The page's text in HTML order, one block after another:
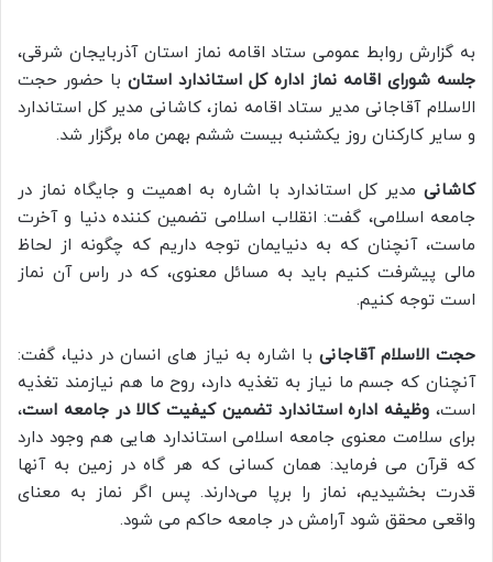
به گزارش روابط عمومی ستاد اقامه نماز استان آذربایجان شرقی،
جلسه شورای اقامه نماز اداره کل استاندارد استان با حضور حجت
الاسلام آقاجانی مدیر ستاد اقامه نماز، کاشانی مدیر کل استاندارد
و سایر کارکنان روز یکشنبه بیست ششم بهمن ماه برگزار شد.
کاشانی مدیر کل استاندارد با اشاره به اهمیت و جایگاه نماز در
جامعه اسلامی، گفت: انقلاب اسلامی تضمین کننده دنیا و آخرت
ماست، آنچنان که به دنیایمان توجه داریم که چگونه از لحاظ
مالی پیشرفت کنیم باید به مسائل معنوی، که در راس آن نماز
است توجه کنیم.
حجت الاسلام آقاجانی با اشاره به نیاز های انسان در دنیا، گفت:
آنچنان که جسم ما نیاز به تغذیه دارد، روح ما هم نیازمند تغذیه
است، وظیفه اداره استاندارد تضمین کیفیت کالا در جامعه است،
برای سلامت معنوی جامعه اسلامی استاندارد هایی هم وجود دارد
که قرآن می فرماید: همان کسانی که هر گاه در زمین به آنها
قدرت بخشیدیم، نماز را برپا می‌دارند. پس اگر نماز به معنای
واقعی محقق شود آرامش در جامعه حاکم می شود.